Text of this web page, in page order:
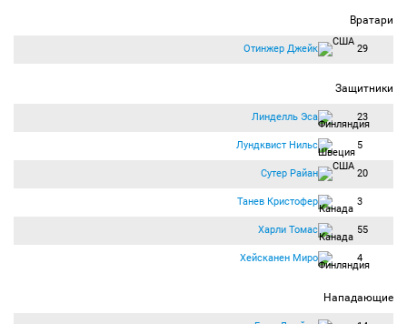
Вратари
Отинжер Джейк 29
Защитники
Линделль Эса 23
Лундквист Нильс 5
Сутер Райан 20
Танев Кристофер 3
Харли Томас 55
Хейсканен Миро 4
Нападающие